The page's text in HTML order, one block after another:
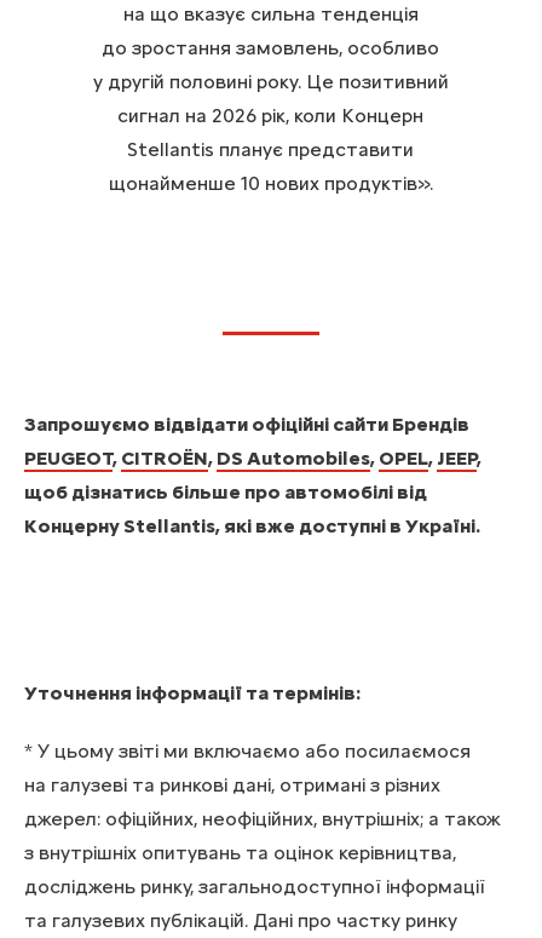
на що вказує сильна тенденція
до зростання замовлень, особливо
у другій половині року. Це позитивний
сигнал на 2026 рік, коли Концерн
Stellantis планує представити
щонайменше 10 нових продуктів».
Запрошуємо відвідати офіційні сайти Брендів
PEUGEOT, CITROËN, DS Automobiles, OPEL, JEEP,
щоб дізнатись більше про автомобілі від
Концерну Stellantis, які вже доступні в Україні.
Уточнення інформації та термінів:
* У цьому звіті ми включаємо або посилаємося
на галузеві та ринкові дані, отримані з різних
джерел: офіційних, неофіційних, внутрішніх; а також
з внутрішніх опитувань та оцінок керівництва,
досліджень ринку, загальнодоступної інформації
та галузевих публікацій. Дані про частку ринку